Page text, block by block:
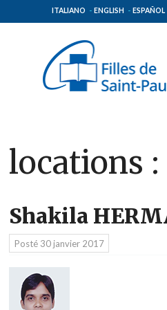
ITALIANO ENGLISH ESPAÑOL
locations :
Shakila
Posté 30 janvier 2017